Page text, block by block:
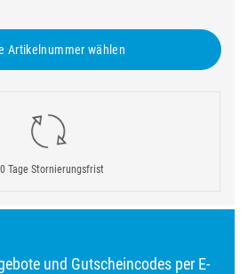
Artikelnummer wählen
Tage Stornierungsfrist
und Gutscheincodes per E-